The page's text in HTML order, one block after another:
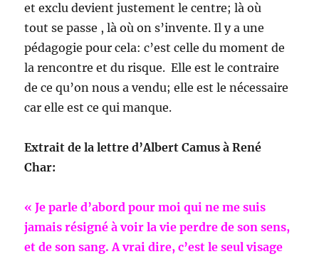
et exclu devient justement le centre; là où
tout se passe , là où on s’invente. Il y a une
pédagogie pour cela: c’est celle du moment de
la rencontre et du risque. Elle est le contraire
de ce qu’on nous a vendu; elle est le nécessaire
car elle est ce qui manque.
Extrait de la lettre d’Albert Camus à René
Char:
« Je parle d’abord pour moi qui ne me suis
jamais résigné à voir la vie perdre de son sens,
et de son sang. A vrai dire, c’est le seul visage